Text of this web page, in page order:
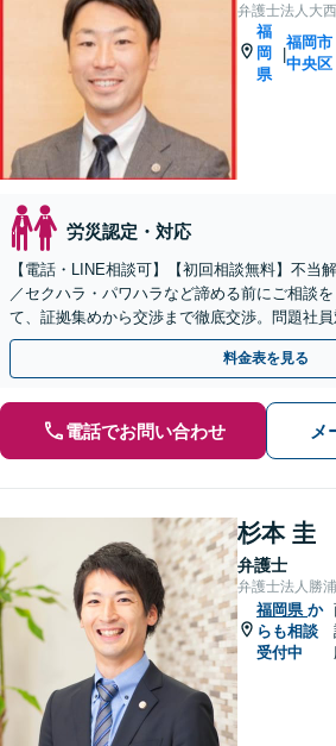
弁護士法人大
福
岡
県
|
福岡市
中央区
労災認定・対応
【電話・LINE相談可】【初回相談無料】不当
／セクハラ・パワハラなど諦める前にご相談
て、証拠集めから交渉まで徹底交渉。問題社
相談もOK【夜間・休日対応】【天神南駅直結
料金表を見る
電話でお問い合わせ メ
杉本 圭
弁護士
弁護士法人勝
福岡県 か
らも相談
受付中